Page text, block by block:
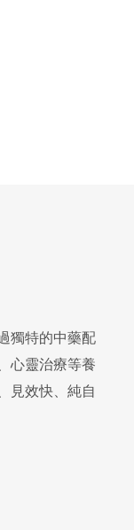
獨特的中藥配
心靈治療等養
見效快、純自